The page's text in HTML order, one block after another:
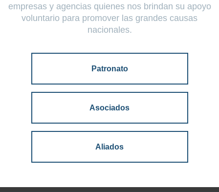
empresas y agencias quienes nos brindan su apoyo
voluntario para promover las grandes causas
nacionales.
Patronato
Asociados
Aliados